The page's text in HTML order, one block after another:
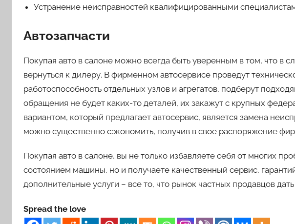
Устранение неисправностей квалифицированными
Автозапчасти
Покупая авто в салоне можно всегда быть уверенным в том, что в
вернуться к дилеру. В фирменном автосервисе проведут
работоспособность отдельных узлов и агрегатов, подберут
обращения не будет каких-то деталей, их закажут с крупных
вариантом, который предлагает автосервис, является замена
можно существенно сэкономить, получив в свое распоряжение
Покупая авто в салоне, вы не только избавляете себя от многих
состоянием машины, но и получаете качественный сервис,
дополнительные услуги – все то, что рынок частных продавцов
Spread the love